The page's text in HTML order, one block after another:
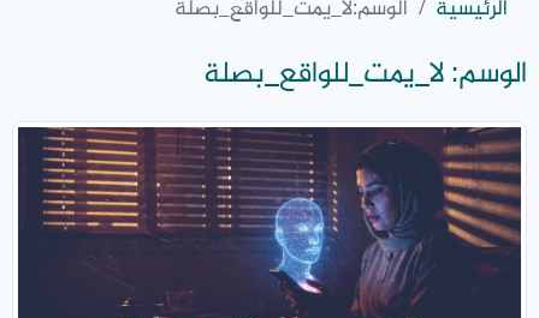
الرئيسية الوسم:لا_يمت_للواقع_بصلة
الوسم:لا_يمت_للواقع_بصلة